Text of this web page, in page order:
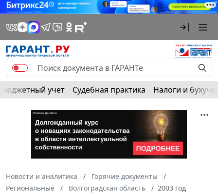
Бюджетный учет Судебная практика Налоги и
Новости и аналитика
Горячие документы
Региональные
Волгоградская область 2003 год